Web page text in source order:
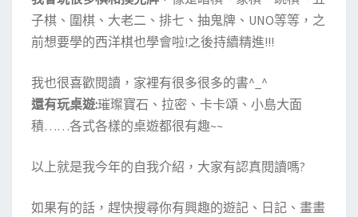
子棋、圍棋、大老二、排七、抽鬼牌、UNO等等，之
前想要學的西洋棋也學會啦!之後持續精進!!!
我也很喜歡閱讀，家裡有很多很多的書^_^
還有玩桌遊:璀璨寶石、拉密、卡卡頌、小島大面
積……各式各樣的桌遊都很有趣~~
以上就是我今年的自我介紹，大家有認真閱讀嗎?
如果有的話，趕快搜尋你有興趣的遊記、日記、畫畫